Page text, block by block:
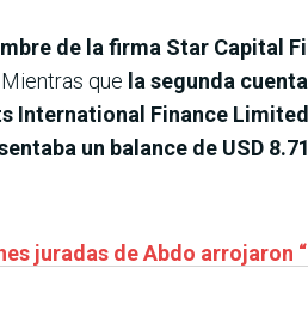
de la firma Star Capital
Mientras que la segunda cuenta
International Finance
un balance de USD
juradas de Abdo arrojaron